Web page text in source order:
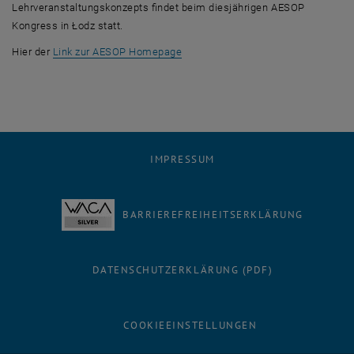
Lehrveranstaltungskonzepts findet beim diesjährigen AESOP
Kongress in Łodz statt.
Hier der Link zur AESOP Homepage, öffnet eine externe URL in einem
IMPRESSUM
BARRIEREFREIHEITSERKLÄRUNG
DATENSCHUTZERKLÄRUNG (PDF)
COOKIEEINSTELLUNGEN